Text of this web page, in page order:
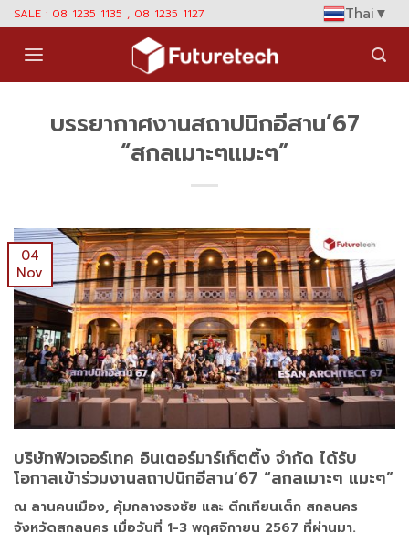
Skip
content
SALE : 08 1235 1135 , 08 1235 1127 Thai▼
บรรยากาศงานสถาปนิกอีสาน’67
“สกลเมาะๆแมะๆ”
04
Nov
บริษัทฟิวเจอร์เทค อินเตอร์มาร์เก็ตติ้ง จำกัด ได้รับ
โอกาสเข้าร่วมงานสถาปนิกอีสาน’67 “สกลเมาะๆ แมะๆ”
ณ ลานคนเมือง, คุ้มกลางธงชัย และ ตึกเทียนเต็ก สกลนคร
จังหวัดสกลนคร เมื่อวันที่ 1-3 พฤศจิกายน 2567 ที่ผ่านมา.